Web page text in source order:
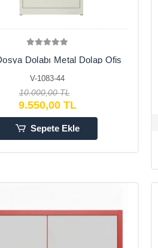
Dolabı Metal Dolap Ofis
Antrasit 50X38X180
V-1083-44
10.000,00 TL
9.550,00 TL
Sepete Ekle